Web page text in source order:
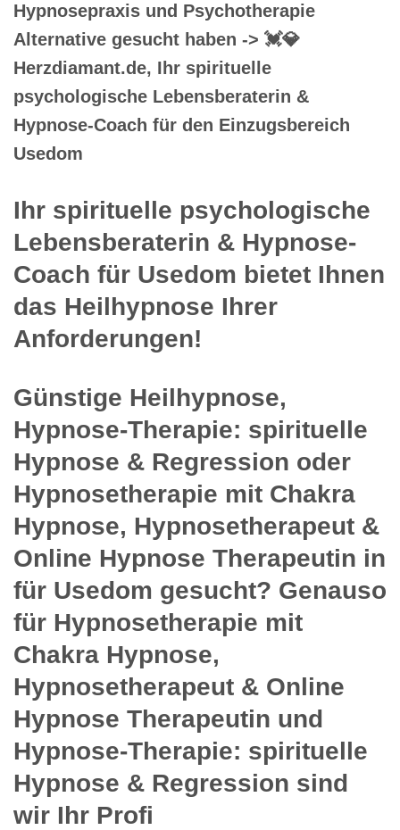
Hypnosepraxis und Psychotherapie
Alternative gesucht haben -> 💓️💎
Herzdiamant.de, Ihr spirituelle
psychologische Lebensberaterin &
Hypnose-Coach für den Einzugsbereich
Usedom
Ihr spirituelle psychologische
Lebensberaterin & Hypnose-
Coach für Usedom bietet Ihnen
das Heilhypnose Ihrer
Anforderungen!
Günstige Heilhypnose,
Hypnose-Therapie: spirituelle
Hypnose & Regression oder
Hypnosetherapie mit Chakra
Hypnose, Hypnosetherapeut &
Online Hypnose Therapeutin in
für Usedom gesucht? Genauso
für Hypnosetherapie mit
Chakra Hypnose,
Hypnosetherapeut & Online
Hypnose Therapeutin und
Hypnose-Therapie: spirituelle
Hypnose & Regression sind
wir Ihr Profi